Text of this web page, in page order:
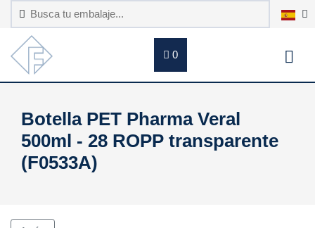
0
Botella PET Pharma Veral
500ml - 28 ROPP transparente
(F0533A)